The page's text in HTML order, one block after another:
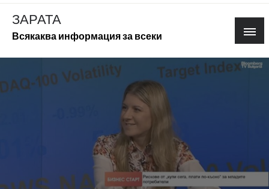
Skip
content
ЗАРАТА
Всякаква информация за всеки